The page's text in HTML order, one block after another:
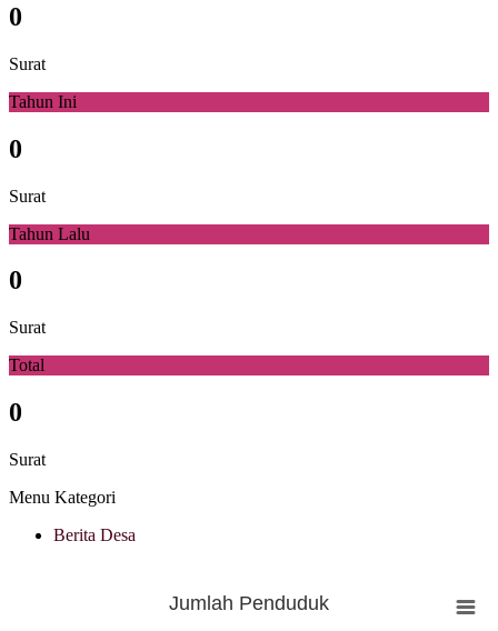
0
Surat
Tahun Ini
0
Surat
Tahun Lalu
0
Surat
Total
0
Surat
Menu Kategori
Berita Desa
Jumlah Penduduk